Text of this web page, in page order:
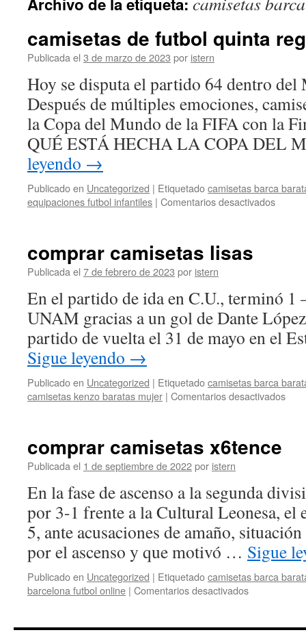
contenido
camisetas de futbol quinta
Publicada el 3 de marzo de 2023 por istern
Hoy se disputa el partido 64 dentro
Después de múltiples emociones,
la Copa del Mundo de la FIFA con la
QUÉ ESTÁ HECHA LA COPA DEL
leyendo →
Publicado en Uncategorized | Etiquetadocamisetas barca
equipaciones futbol infantiles | Comentarios desactivadosen
comprar camisetas lisas
Publicada el 7 de febrero de 2023 por istern
En el partido de ida en C.U., terminó 1
UNAM gracias a un gol de Dante
partido de vuelta el 31 de mayo en el
Sigue leyendo →
Publicado en Uncategorized | Etiquetadocamisetas barca
camisetas kenzo baratas mujer | Comentarios desactivadosen
comprar camisetas x6tence
Publicada el 1 de septiembre de 2022por istern
En la fase de ascenso a la segunda
por 3-1 frente a la Cultural Leonesa, el
5, ante acusaciones de amaño,
por el ascenso y que motivó … Sigue
Publicado en Uncategorized | Etiquetadocamisetas barca
barcelona futbol online | Comentarios desactivadosen
x6tence